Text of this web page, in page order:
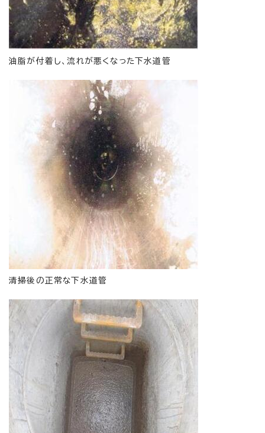
油脂が付着し、流れが悪くなった下水道管
清掃後の正常な下水道管